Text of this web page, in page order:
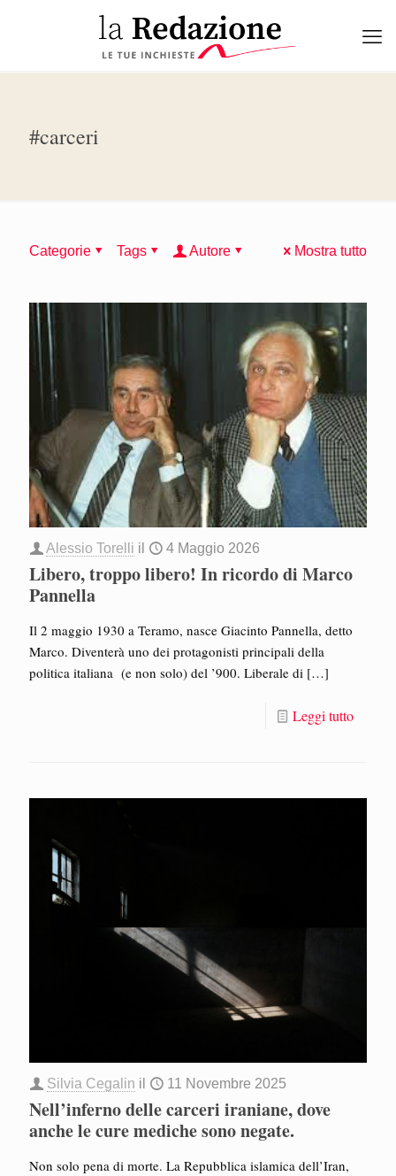
#carceri
Categorie Tags Autore Mostra tutto
Alessio Torelli il 4 Maggio 2026
Libero, troppo libero! In ricordo di Marco
Pannella
Il 2 maggio 1930 a Teramo, nasce Giacinto Pannella, detto
Marco. Diventerà uno dei protagonisti principali della
politica italiana (e non solo) del ’900. Liberale di […]
Leggi tutto
Silvia Cegalin il 11 Novembre 2025
Nell’inferno delle carceri iraniane, dove
anche le cure mediche sono negate.
Non solo pena di morte. La Repubblica islamica dell’Iran,